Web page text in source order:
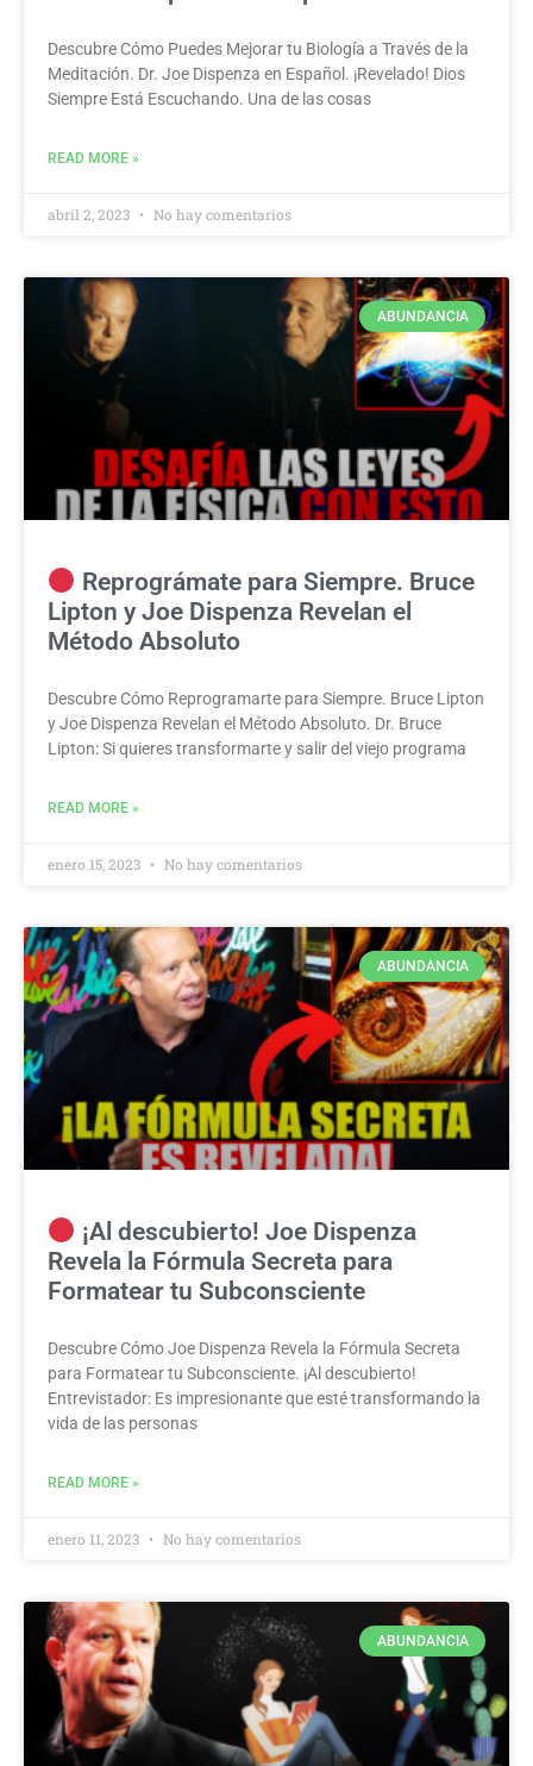
Descubre Cómo Puedes Mejorar tu Biología a Través de la
Meditación. Dr. Joe Dispenza en Español. ¡Revelado! Dios
Siempre Está Escuchando. Una de las cosas
READ MORE »
abril 2, 2023 No hay comentarios
ABUNDANCIA
Reprográmate para Siempre. Bruce
Lipton y Joe Dispenza Revelan el
Método Absoluto
Descubre Cómo Reprogramarte para Siempre. Bruce Lipton
y Joe Dispenza Revelan el Método Absoluto. Dr. Bruce
Lipton: Si quieres transformarte y salir del viejo programa
READ MORE »
enero 15, 2023 No hay comentarios
ABUNDANCIA
¡Al descubierto! Joe Dispenza
Revela la Fórmula Secreta para
Formatear tu Subconsciente
Descubre Cómo Joe Dispenza Revela la Fórmula Secreta
para Formatear tu Subconsciente. ¡Al descubierto!
Entrevistador: Es impresionante que esté transformando la
vida de las personas
READ MORE »
enero 11, 2023 No hay comentarios
ABUNDANCIA